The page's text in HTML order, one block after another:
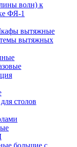
волн) к
ФЯ-1
вытяжные
вытяжных
столов
большие с